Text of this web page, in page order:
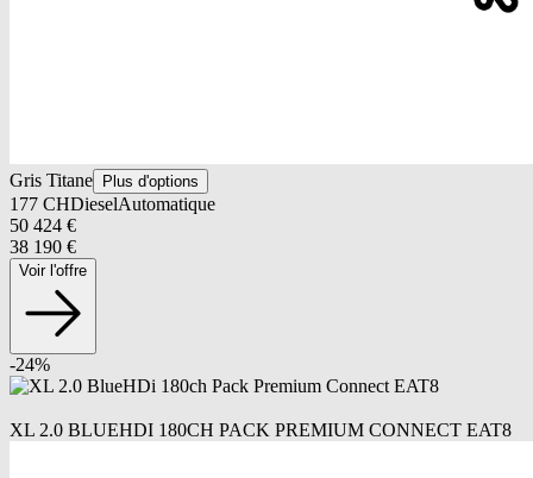
Gris Titane Plus d'options
177 CHDieselAutomatique
50 424 €
38 190 €
Voir l'offre
-24%
XL 2.0 BLUEHDI 180CH PACK PREMIUM CONNECT EAT8